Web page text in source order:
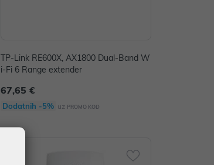
TP-Link RE600X, AX1800 Dual-Band W
i-Fi 6 Range extender
67,65 €
Dodatnih -5% uz PROMO KOD